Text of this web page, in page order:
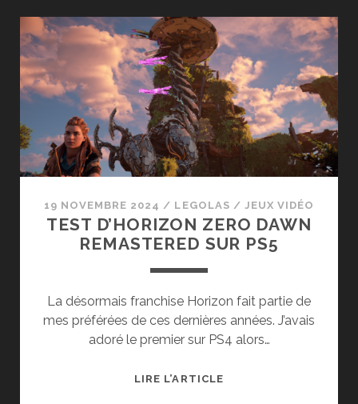
HORIZON
ADVENTURES
(PS5)
19 NOVEMBRE 2024 / LEGOLAS / JEUX VIDÉO
TEST D’HORIZON ZERO DAWN
REMASTERED SUR PS5
La désormais franchise Horizon fait partie de
mes préférées de ces dernières années. J’avais
adoré le premier sur PS4 alors…
LIRE L’ARTICLETEST